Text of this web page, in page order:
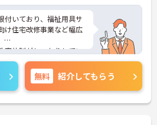
付いており、福祉用具サ
け住宅改修事業など幅広
育体制がしっかりしてい
心してご入職いただけま
イベートな時間も確保
就業が可能です◎
策ポイントなど、さらに
でお気軽にご相談くださ
無料 紹介してもらう